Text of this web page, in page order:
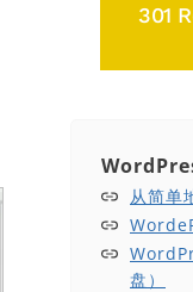
301
从简单
盘）